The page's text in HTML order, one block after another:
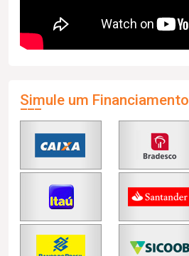
Simule um Financiamento